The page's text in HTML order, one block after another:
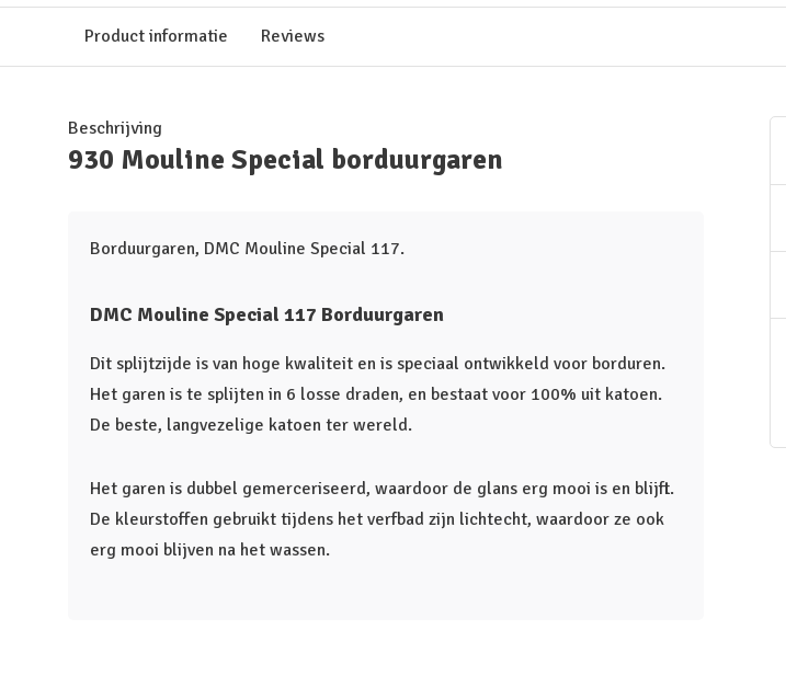
Product informatie Reviews
Beschrijving
930 Mouline Special borduurgaren
Borduurgaren, DMC Mouline Special 117.
DMC Mouline Special 117 Borduurgaren
Dit splijtzijde is van hoge kwaliteit en is speciaal ontwikkeld voor borduren.
Het garen is te splijten in 6 losse draden, en bestaat voor 100% uit katoen.
De beste, langvezelige katoen ter wereld.
Het garen is dubbel gemerceriseerd, waardoor de glans erg mooi is en blijft.
De kleurstoffen gebruikt tijdens het verfbad zijn lichtecht, waardoor ze ook
erg mooi blijven na het wassen.